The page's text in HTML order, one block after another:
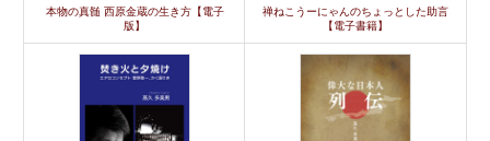
本物の真髄 西原金蔵の生き方【電子
版】
禅ねこうーにゃんのちょっとした助言
【電子書籍】